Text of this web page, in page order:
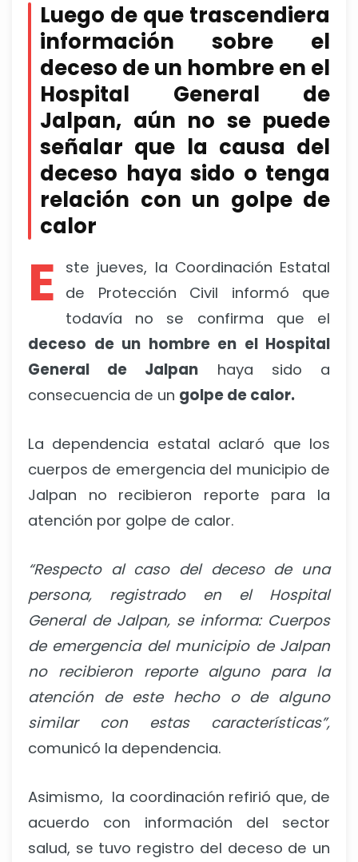
Luego de que trascendiera
información sobre el
deceso de un hombre en el
Hospital General de
Jalpan, aún no se puede
señalar que la causa del
deceso haya sido o tenga
relación con un golpe de
calor
E
ste jueves, la Coordinación Estatal
de Protección Civil informó que
todavía no se confirma que el
deceso de un hombre en el Hospital
General de Jalpan haya sido a
consecuencia de un golpe de calor.
La dependencia estatal aclaró que los
cuerpos de emergencia del municipio de
Jalpan no recibieron reporte para la
atención por golpe de calor.
“Respecto al caso del deceso de una
persona, registrado en el Hospital
General de Jalpan, se informa: Cuerpos
de emergencia del municipio de Jalpan
no recibieron reporte alguno para la
atención de este hecho o de alguno
similar con estas características”,
comunicó la dependencia.
Asimismo, la coordinación refirió que, de
acuerdo con información del sector
salud, se tuvo registro del deceso de un